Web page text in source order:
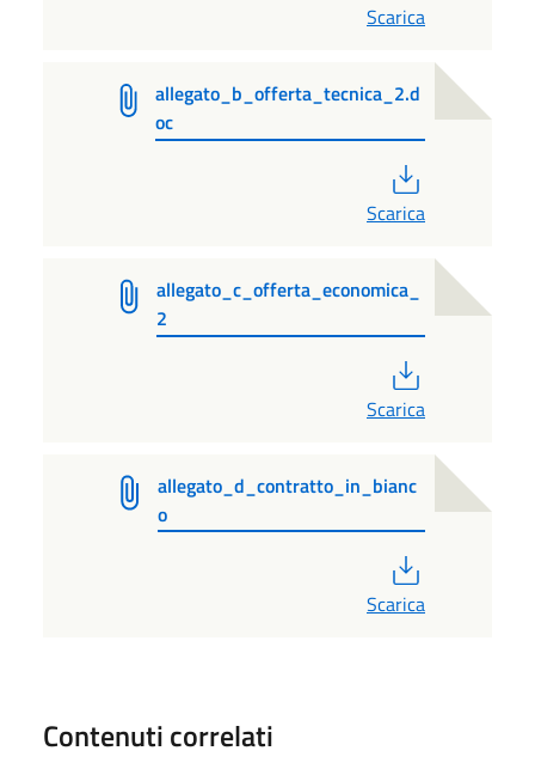
Scarica
allegato_b_offerta_tecnica_2.d
oc
Scarica
allegato_c_offerta_economica_
2
Scarica
allegato_d_contratto_in_bianc
o
Scarica
Contenuti correlati